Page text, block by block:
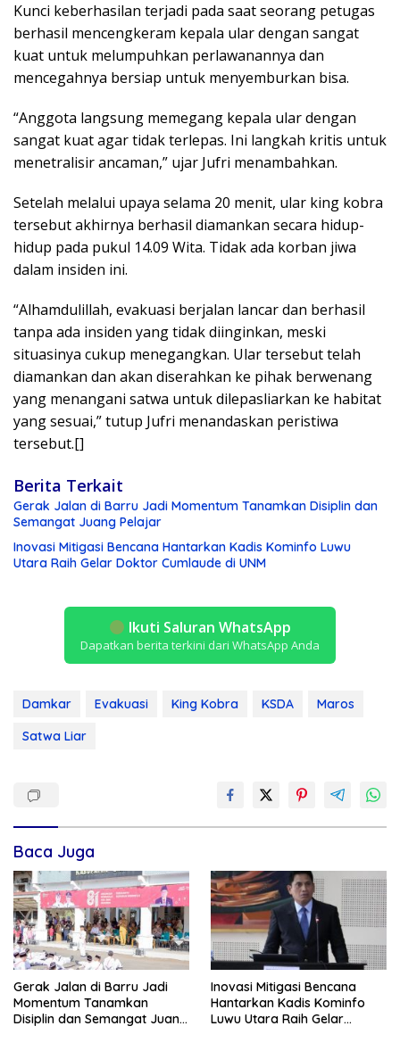
Kunci keberhasilan terjadi pada saat seorang petugas
berhasil mencengkeram kepala ular dengan sangat
kuat untuk melumpuhkan perlawanannya dan
mencegahnya bersiap untuk menyemburkan bisa.
“Anggota langsung memegang kepala ular dengan
sangat kuat agar tidak terlepas. Ini langkah kritis untuk
menetralisir ancaman,” ujar Jufri menambahkan.
Setelah melalui upaya selama 20 menit, ular king kobra
tersebut akhirnya berhasil diamankan secara hidup-
hidup pada pukul 14.09 Wita. Tidak ada korban jiwa
dalam insiden ini.
“Alhamdulillah, evakuasi berjalan lancar dan berhasil
tanpa ada insiden yang tidak diinginkan, meski
situasinya cukup menegangkan. Ular tersebut telah
diamankan dan akan diserahkan ke pihak berwenang
yang menangani satwa untuk dilepasliarkan ke habitat
yang sesuai,” tutup Jufri menandaskan peristiwa
tersebut.[]
Berita Terkait
Gerak Jalan di Barru Jadi Momentum Tanamkan Disiplin dan
Semangat Juang Pelajar
Inovasi Mitigasi Bencana Hantarkan Kadis Kominfo Luwu
Utara Raih Gelar Doktor Cumlaude di UNM
Ikuti Saluran WhatsApp
Dapatkan berita terkini dari WhatsApp Anda
Damkar Evakuasi King Kobra KSDA
Maros
Satwa Liar
Baca Juga
Gerak Jalan di Barru Jadi
Momentum Tanamkan
Disiplin dan Semangat Juang
Inovasi Mitigasi Bencana
Hantarkan Kadis Kominfo
Luwu Utara Raih Gelar